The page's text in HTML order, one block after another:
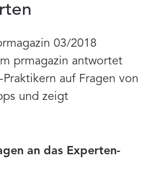
03/2018
prmagazin antwortet
Praktikern auf Fragen von
und zeigt
an das Experten-